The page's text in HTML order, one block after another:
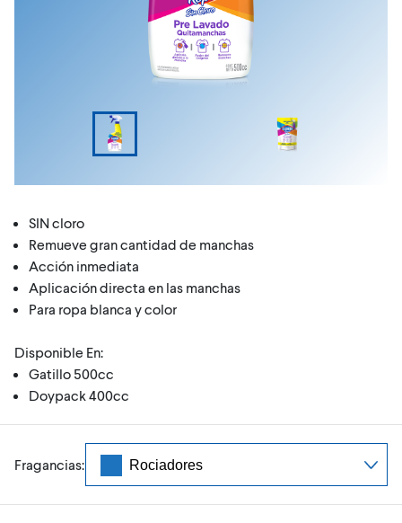
SIN cloro
Remueve gran cantidad de manchas
Acción inmediata
Aplicación directa en las manchas
Para ropa blanca y color
Disponible En:
Gatillo 500cc
Doypack 400cc
Fragancias: